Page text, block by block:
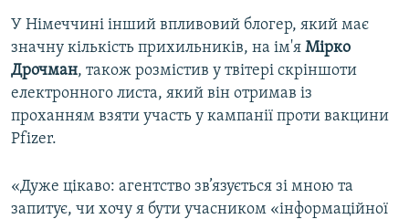
У Німеччині інший впливовий блогер, який має
значну кількість прихильників, на ім'я Мірко
Дрочман, також розмістив у твітері скріншоти
електронного листа, який він отримав із
проханням взяти участь у кампанії проти вакцини
Pfizer.
«Дуже цікаво: агентство зв’язується зі мною та
запитує, чи хочу я бути учасником «інформаційної